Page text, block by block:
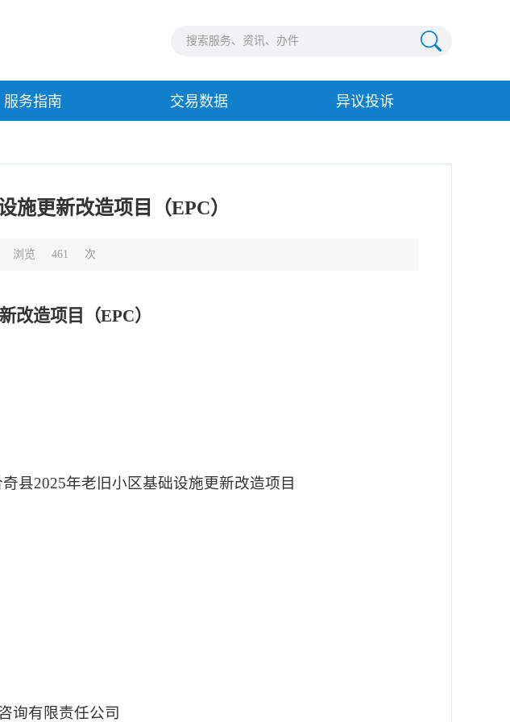
服务指南 交易数据 异议投诉
施更新改造项目（EPC）
浏览 461 次
改造项目（EPC）
奇县2025年老旧小区基础设施更新改造项目
询有限责任公司